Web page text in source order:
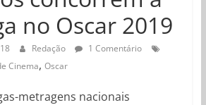
no Oscar 2019
Redação
1 Comentário
Cinema, Oscar
metragens nacionais